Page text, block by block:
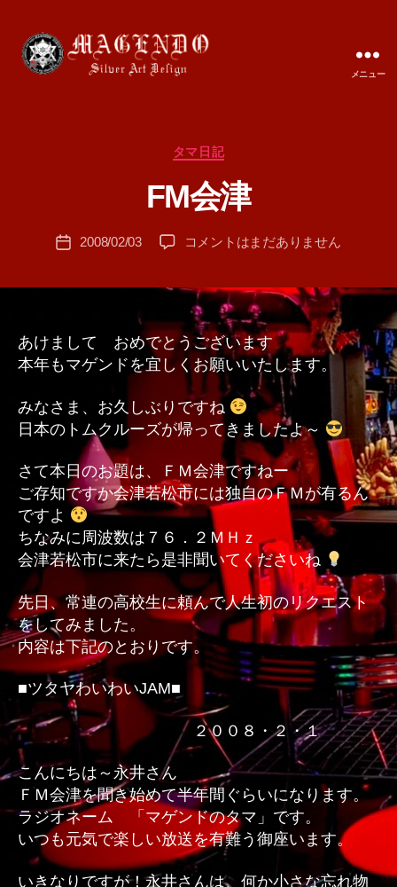
メニュー
カ
ゴ
リ
タマ日記
FM会津
成
者
T
A
投
2008/02/03
FM
へ
の
コメントはまだありません
あけまして おめでとうございます
本年もマゲンドを宜しくお願いいたします。
みなさま、お久しぶりですね
日本のトムクルーズが帰ってきましたよ～
さて本日のお題は、ＦＭ会津ですねー
ご存知ですか会津若松市には独自のＦＭが有るん
ですよ
ちなみに周波数は７６．２ＭＨｚ
会津若松市に来たら是非聞いてくださいね
先日、常連の高校生に頼んで人生初のリクエスト
をしてみました。
内容は下記のとおりです。
■ツタヤわいわいJAM■
２００８・２・１
こんにちは～永井さん
ＦＭ会津を聞き始めて半年間ぐらいになります。
ラジオネーム 「マゲンドのタマ」です。
いつも元気で楽しい放送を有難う御座います。
いきなりですが！永井さんは、何か小さな忘れ物